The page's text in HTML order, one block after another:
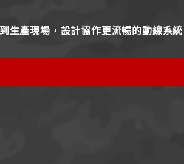
生產現場，設計協作更流暢的動線系統